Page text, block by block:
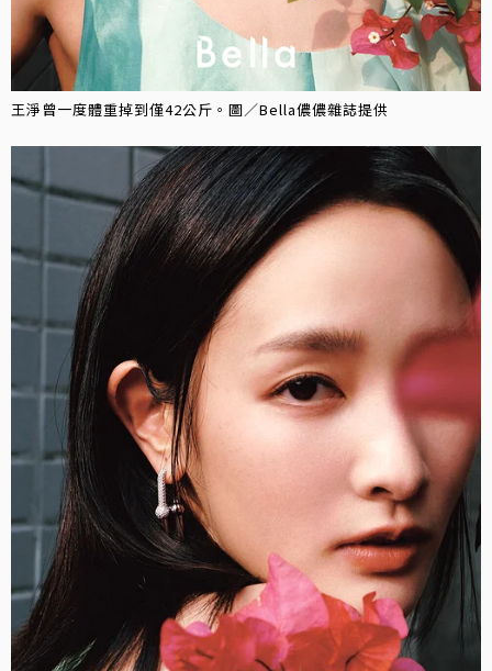
王淨曾一度體重掉到僅42公斤。圖／Bella儂儂雜誌提供